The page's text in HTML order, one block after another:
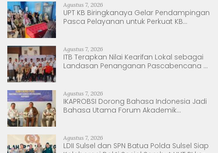
Agustus 7, 2026
UPT KB Biringkanaya Gelar Pendampingan
Pasca Pelayanan untuk Perkuat KB
Agustus 7, 2026
ITB Terapkan Nilai Kearifan Lokal sebagai
Landasan Penanganan Pascabencana di
Agustus 7, 2026
IKAPROBSI Dorong Bahasa Indonesia Jadi
Bahasa Utama Forum Akademik
Agustus 7, 2026
LDII Sulsel dan SPN Batua Polda Sulsel Siap